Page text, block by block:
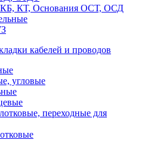
КТ, Основания ОСТ, ОСД
кабелей и проводов
угловые
переходные для